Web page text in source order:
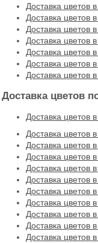
Доставка цветов
Доставка цветов
Доставка цветов
Доставка
Доставка цветов
Доставка цветов
Доставка цветов
Доставка цветов
Доставка цветов
Доставка цветов
Доставка цветов
Доставка цветов
Доставка цветов
Доставка цветов
Доставка цветов
Доставка цветов
Доставка цветов
Доставка цветов
Доставка цветов